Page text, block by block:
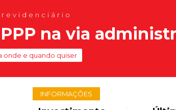
na via
onde e quando quiser
INFORMAÇÕES